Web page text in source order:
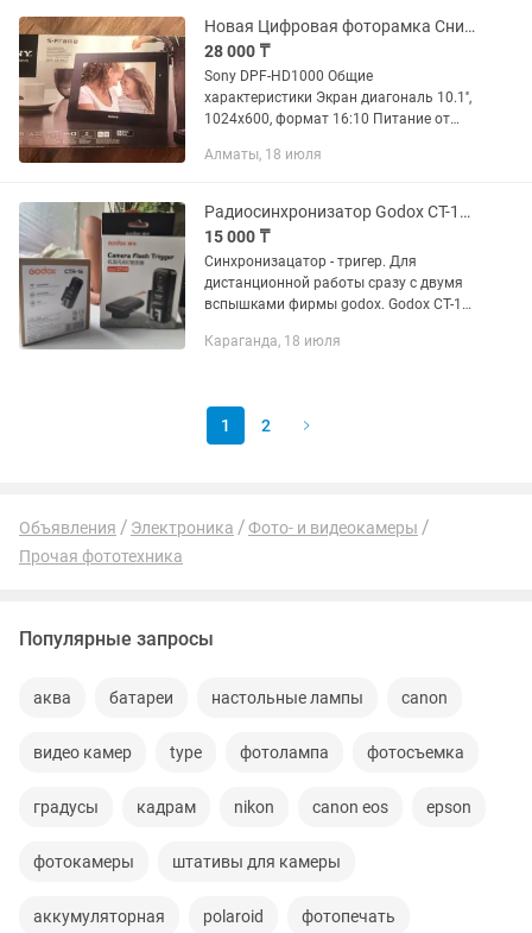
Новая Цифровая фоторамка Снижение цены!!!
28 000 ₸
Sony DPF-HD1000 Общие
характеристики Экран диагональ 10.1'',
1024x600, формат 16:10 Питание от
Встроенная память Flash, 2 Гб
Алматы, 18 июля
Радиосинхронизатор Godox СТ-16 двойной (синхронизатор триггер)
15 000 ₸
Синхронизацатор - тригер. Для
дистанционной работы сразу с двумя
вспышками фирмы godox. Godox CT-16
радио вспышки передатчик + приемник
Караганда, 18 июля
1 2
Объявления Электроника
Фото- и видеокамеры
Прочая фототехника
Популярные запросы
аква батареи настольные лампы canon
видео камер type фотолампа фотосъемка
градусы кадрам nikon canon eos epson
фотокамеры штативы для камеры
аккумуляторная polaroid фотопечать